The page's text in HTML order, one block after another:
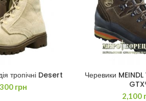
В КОШИК
тропічні Desert
грн
ЧИТАТИ
Черевики
2,100